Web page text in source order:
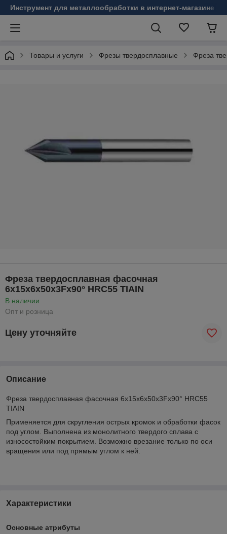
Инструмент для металлообработки в интернет-магазине
Товары и услуги Фрезы твердосплавные Фреза
Фреза твердосплавная фасочная
6x15x6x50x3Fx90° HRC55 TIAIN
В наличии
Опт и розница
Цену уточняйте
Описание
Фреза твердосплавная фасочная 6x15x6x50x3Fx90° HRC55
TIAIN
Применяется для скругления острых кромок и обработки фасок
под углом. Выполнена из монолитного твердого сплава с
износостойким покрытием. Возможно врезание только по оси
вращения или под прямым углом к ней.
Характеристики
Основные атрибуты